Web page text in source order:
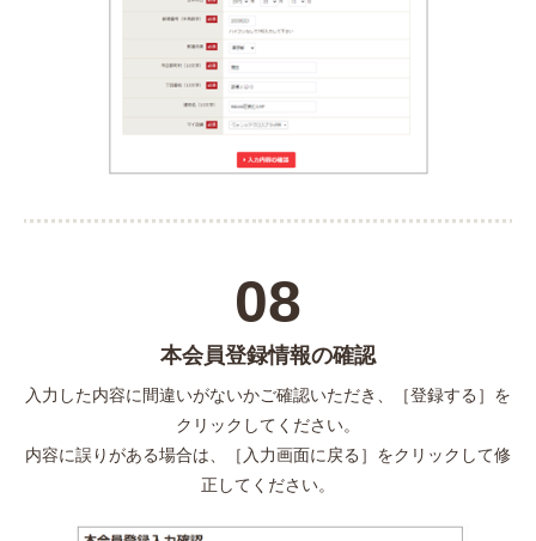
08
本会員登録情報の確認
入力した内容に間違いがないかご確認いただき、［登録する］を
クリックしてください。
内容に誤りがある場合は、［入力画面に戻る］をクリックして修
正してください。